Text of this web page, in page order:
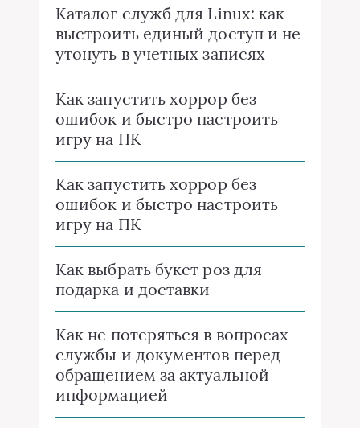
Каталог служб для Linux: как
выстроить единый доступ и не
утонуть в учетных записях
Как запустить хоррор без
ошибок и быстро настроить
игру на ПК
Как запустить хоррор без
ошибок и быстро настроить
игру на ПК
Как выбрать букет роз для
подарка и доставки
Как не потеряться в вопросах
службы и документов перед
обращением за актуальной
информацией